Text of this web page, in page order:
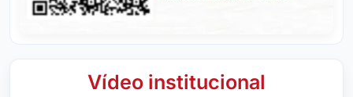
Vídeo institucional